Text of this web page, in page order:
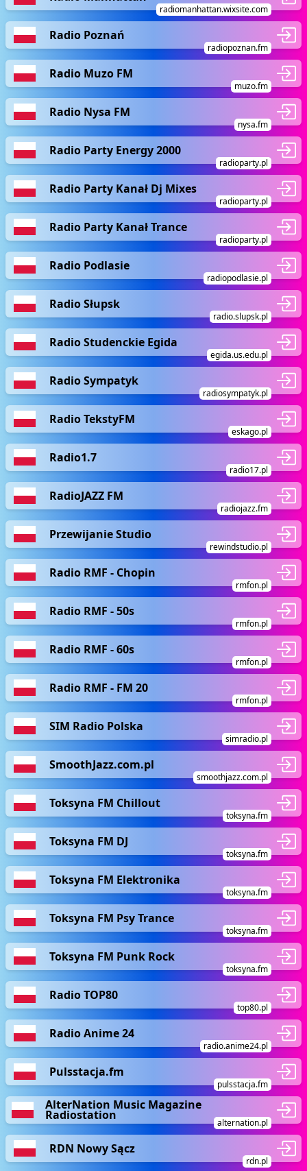
radiomanhattan.wixsite.com
Radio Poznań
radiopoznan.fm
Radio Muzo FM
muzo.fm
Radio Nysa FM
nysa.fm
Radio Party Energy 2000
radioparty.pl
Radio Party Kanał Dj Mixes
radioparty.pl
Radio Party Kanał Trance
radioparty.pl
Radio Podlasie
radiopodlasie.pl
Radio Słupsk
radio.slupsk.pl
Radio Studenckie Egida
egida.us.edu.pl
Radio Sympatyk
radiosympatyk.pl
Radio TekstyFM
eskago.pl
Radio1.7
radio17.pl
RadioJAZZ FM
radiojazz.fm
Przewijanie Studio
rewindstudio.pl
Radio RMF - Chopin
rmfon.pl
Radio RMF - 50s
rmfon.pl
Radio RMF - 60s
rmfon.pl
Radio RMF - FM 20
rmfon.pl
SIM Radio Polska
simradio.pl
SmoothJazz.com.pl
smoothjazz.com.pl
Toksyna FM Chillout
toksyna.fm
Toksyna FM DJ
toksyna.fm
Toksyna FM Elektronika
toksyna.fm
Toksyna FM Psy Trance
toksyna.fm
Toksyna FM Punk Rock
toksyna.fm
Radio TOP80
top80.pl
Radio Anime 24
radio.anime24.pl
Pulsstacja.fm
pulsstacja.fm
AlterNation Music Magazine
Radiostation
alternation.pl
RDN Nowy Sącz
rdn.pl